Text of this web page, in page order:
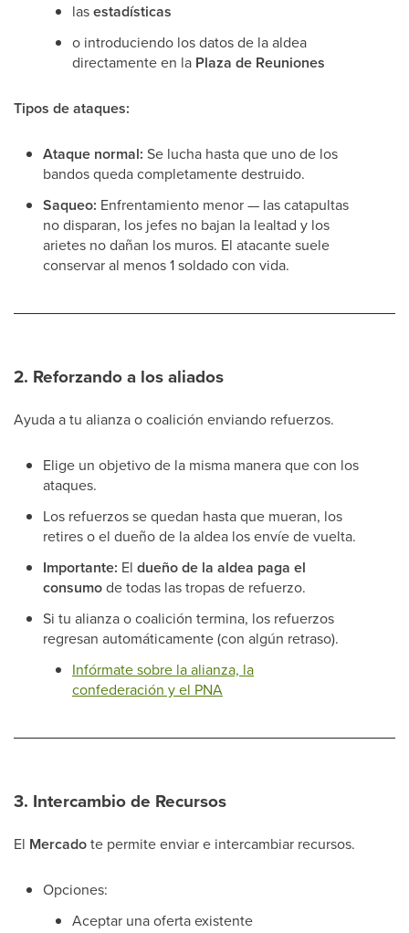
lasestadísticas
o introduciendo los datos de la aldea
directamente en la Plaza de Reuniones
Tipos de ataques:
Ataque normal: Se lucha hasta que uno de los
bandos queda completamente destruido.
Saqueo: Enfrentamiento menor — las catapultas
no disparan, los jefes no bajan la lealtad y los
arietes no dañan los muros. El atacante suele
conservar al menos 1 soldado con vida.
2. Reforzando a los aliados
Ayuda a tu alianza o coalición enviando refuerzos.
Elige un objetivo de la misma manera que con los
ataques.
Los refuerzos se quedan hasta que mueran, los
retires o el dueño de la aldea los envíe de vuelta.
Importante: El dueño de la aldea paga el
consumode todas las tropas de refuerzo.
Si tu alianza o coalición termina, los refuerzos
regresan automáticamente (con algún retraso).
Infórmate sobre la alianza, la
confederación y el PNA
3. Intercambio de Recursos
El Mercadote permite enviar e intercambiar recursos.
Opciones:
Aceptar una oferta existente